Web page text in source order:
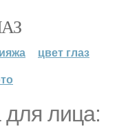
цвет глаз
лица: